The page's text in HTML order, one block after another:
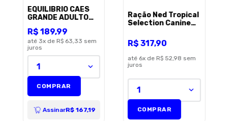
EQUILIBRIO CAES
GRANDE ADULTO
R$189,99
até 3x de R$ 63,33 sem
juros
1
COMPRAR
AssinarR$ 167,19
Ração Ned Tropical
Selection Canine
10,1Kg
R$ 317,90
até 6x de R$ 52,98 sem
juros
1
COMPRAR